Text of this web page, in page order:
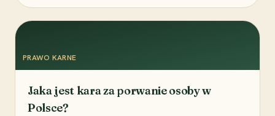
PRAWO KARNE
Jaka jest kara za porwanie osoby w
Polsce?